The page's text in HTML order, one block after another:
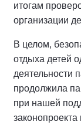
итогам
организации
В целом,
отдыха детей
деятельности
продолжила
при нашей